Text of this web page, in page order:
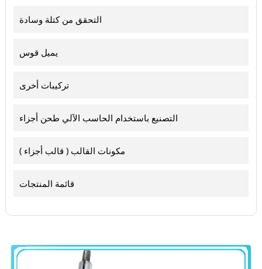
التحقق من كتلة وسادة
يميل قوس
تركيبات أخرى
التصنيع باستخدام الحاسب الآلي طحن أجزاء
مكونات القالب ( قالب أجزاء )
قائمة المنتجات